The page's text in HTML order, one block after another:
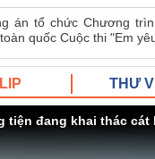
án tổ chức Chương
quốc Cuộc thi "Em
THƯ